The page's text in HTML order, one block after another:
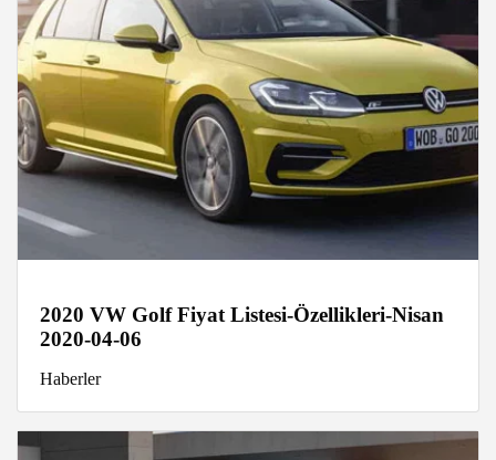
2020 VW Golf Fiyat Listesi-Özellikleri-Nisan
2020-04-06
Haberler